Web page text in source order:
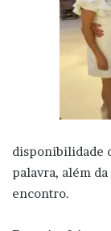
disponibilidade
palavra, além
encontro.